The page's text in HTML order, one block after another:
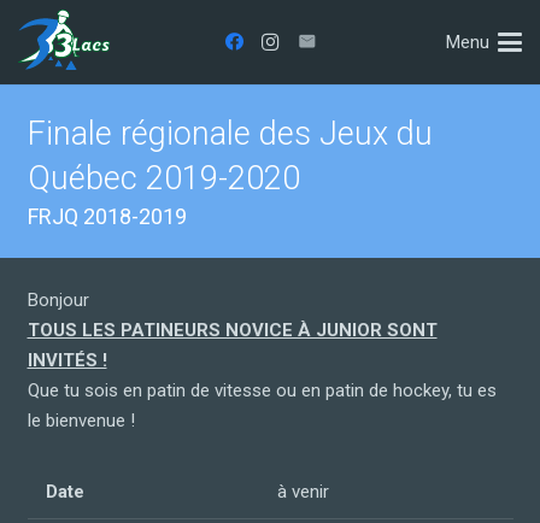
Menu
Finale régionale des Jeux du
Québec 2019-2020
FRJQ 2018-2019
Bonjour
TOUS LES PATINEURS NOVICE À JUNIOR SONT
INVITÉS !
Que tu sois en patin de vitesse ou en patin de hockey, tu es
le bienvenue !
Date à venir